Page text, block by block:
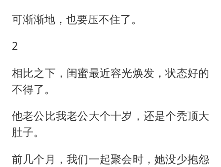
可渐渐地，也要压不住了。
2
相比之下，闺蜜最近容光焕发，状态好的
不得了。
他老公比我老公大个十岁，还是个秃顶大
肚子。
前几个月，我们一起聚会时，她没少抱怨